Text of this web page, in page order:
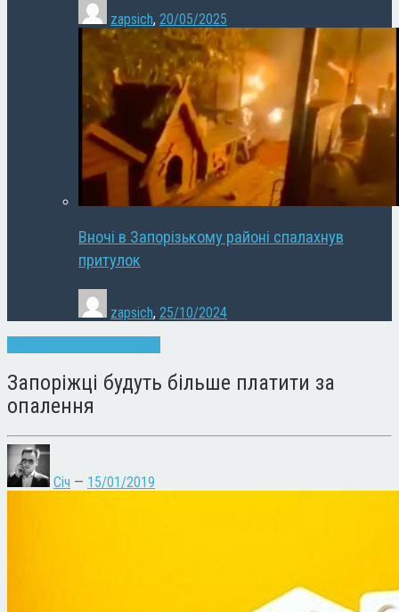
zapsich, 20/05/2025
Вночі в Запорізькому районі спалахнув
притулок
zapsich, 25/10/2024
Запоріжці будуть більше платити за
опалення
Січ — 15/01/2019